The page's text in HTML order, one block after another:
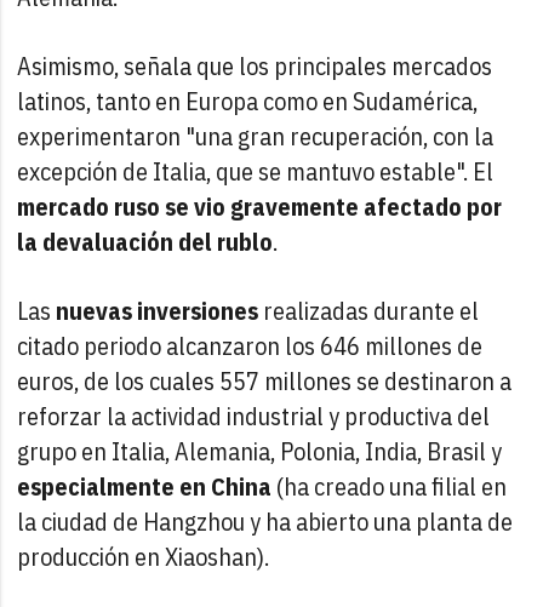
Asimismo, señala que los principales mercados
latinos, tanto en Europa como en Sudamérica,
experimentaron "una gran recuperación, con la
excepción de Italia, que se mantuvo estable". El
mercado ruso se vio gravemente afectado por
la devaluación del rublo.
Las nuevas inversiones realizadas durante el
citado periodo alcanzaron los 646 millones de
euros, de los cuales 557 millones se destinaron a
reforzar la actividad industrial y productiva del
grupo en Italia, Alemania, Polonia, India, Brasil y
especialmente en China (ha creado una filial en
la ciudad de Hangzhou y ha abierto una planta de
producción en Xiaoshan).